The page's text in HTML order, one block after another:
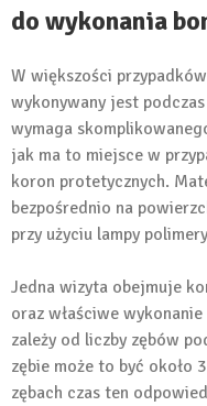
do wykonania
W większości przypadków
wykonywany jest
wymaga
jak ma to miejsce w
koron protetycznych.
bezpośrednio na
przy użyciu lampy
Jedna wizyta obejmuje
oraz właściwe
zależy od liczby zębów
zębie może to być około
zębach czas ten